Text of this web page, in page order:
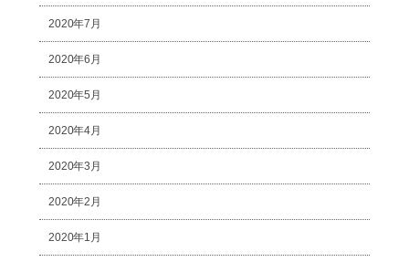
2020年7月
2020年6月
2020年5月
2020年4月
2020年3月
2020年2月
2020年1月